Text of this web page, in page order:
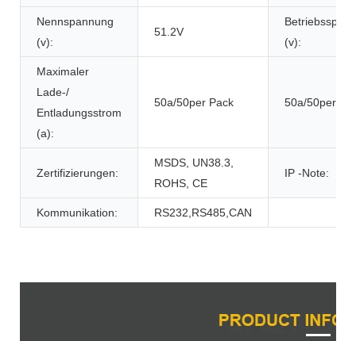
Nennspannung
(v):
51.2V
(v):
Maximaler
Lade-/
Entladungsstrom
(a):
50a/50per Pack 50a/50per
Zertifizierungen:
MSDS, UN38.3,
ROHS, CE
IP -Note:
Kommunikation: RS232,RS485,CAN